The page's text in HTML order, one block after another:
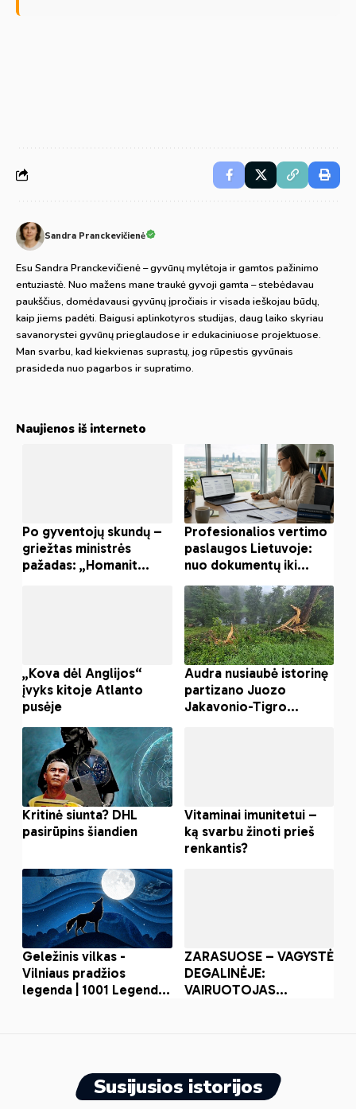
Sandra Pranckevičienė
Esu Sandra Pranckevičienė – gyvūnų mylėtoja ir gamtos pažinimo
entuziastė. Nuo mažens mane traukė gyvoji gamta – stebėdavau
paukščius, domėdavausi gyvūnų įpročiais ir visada ieškojau būdų,
kaip jiems padėti. Baigusi aplinkotyros studijas, daug laiko skyriau
savanorystei gyvūnų prieglaudose ir edukaciniuose projektuose.
Man svarbu, kad kiekvienas suprastų, jog rūpestis gyvūnais
prasideda nuo pagarbos ir supratimo.
Naujienos iš interneto
Susijusios istorijos